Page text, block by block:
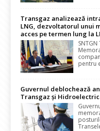
Transgaz analizează
LNG, dezvoltatorul unui
acces pe termen lung la
pentru
Guvernul deblochează
Transgaz și